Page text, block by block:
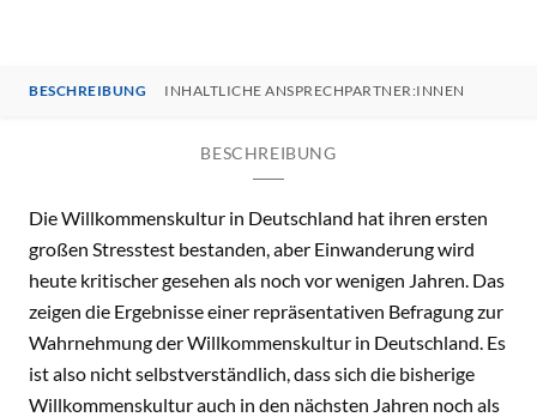
BESCHREIBUNG INHALTLICHE ANSPRECHPARTNER:INNEN
BESCHREIBUNG
Die Willkommenskultur in Deutschland hat ihren ersten
großen Stresstest bestanden, aber Einwanderung wird
heute kritischer gesehen als noch vor wenigen Jahren. Das
zeigen die Ergebnisse einer repräsentativen Befragung zur
Wahrnehmung der Willkommenskultur in Deutschland. Es
ist also nicht selbstverständlich, dass sich die bisherige
Willkommenskultur auch in den nächsten Jahren noch als